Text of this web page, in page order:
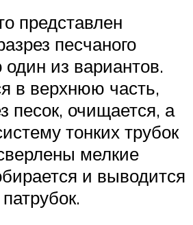
представлен
песчаного
из вариантов.
в верхнюю часть,
песок, очищается, а
тонких трубок
мелкие
и выводится